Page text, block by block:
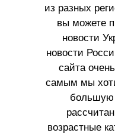
из разных
вы можете
новости
новости
сайта
самым мы
большую
возрастные